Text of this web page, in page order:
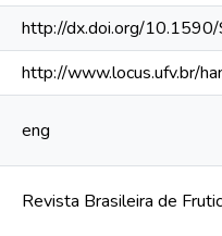
http://dx.doi.org/
http://www.locus.ufv.br/
eng
Revista Brasileira de